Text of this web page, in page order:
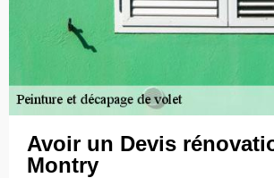
Avoir un Devis
Montry